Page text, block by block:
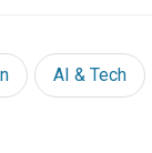
AI & Tech